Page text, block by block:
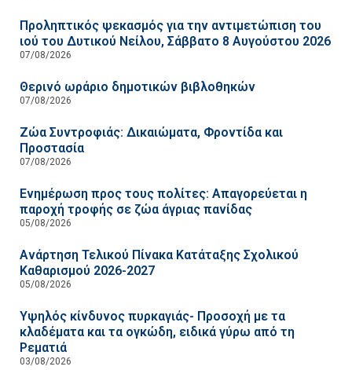
Προληπτικός ψεκασμός για την αντιμετώπιση του
ιού του Δυτικού Νείλου, Σάββατο 8 Αυγούστου 2026
07/08/2026
Θερινό ωράριο δημοτικών βιβλοθηκών
07/08/2026
Ζώα Συντροφιάς: Δικαιώματα, Φροντίδα και
Προστασία
07/08/2026
Ενημέρωση προς τους πολίτες: Απαγορεύεται η
παροχή τροφής σε ζώα άγριας πανίδας
05/08/2026
Ανάρτηση Τελικού Πίνακα Κατάταξης Σχολικού
Καθαρισμού 2026-2027
05/08/2026
Υψηλός κίνδυνος πυρκαγιάς- Προσοχή με τα
κλαδέματα και τα ογκώδη, ειδικά γύρω από τη
Ρεματιά
03/08/2026